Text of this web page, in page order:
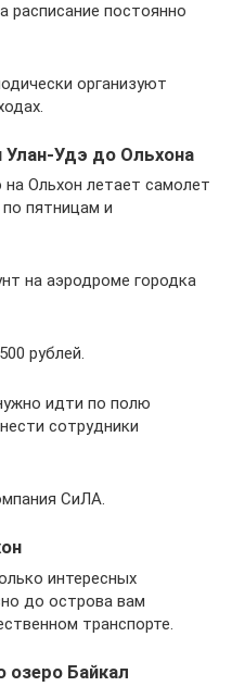
расписание постоянно
организуют
Улан-Удэ до Ольхона
Ольхон летает самолет
пятницам и
на аэродроме городка
рублей.
идти по полю
сотрудники
СиЛА.
интересных
до острова вам
транспорте.
озеро Байкал